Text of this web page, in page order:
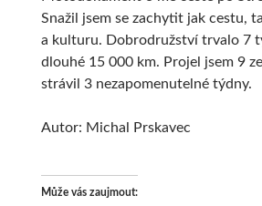
Snažil jsem se zachytit jak cestu,
a kulturu. Dobrodružství trvalo 7
dlouhé 15 000 km. Projel jsem 9
strávil 3 nezapomenutelné týdny.
Autor: Michal Prskavec
Může vás zaujmout